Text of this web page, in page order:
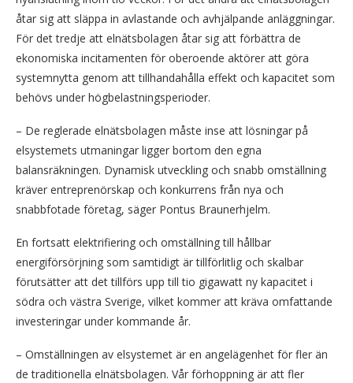
åtar sig att släppa in avlastande och avhjälpande anläggningar.
För det tredje att elnätsbolagen åtar sig att förbättra de
ekonomiska incitamenten för oberoende aktörer att göra
systemnytta genom att tillhandahålla effekt och kapacitet som
behövs under högbelastningsperioder.
– De reglerade elnätsbolagen måste inse att lösningar på
elsystemets utmaningar ligger bortom den egna
balansräkningen. Dynamisk utveckling och snabb omställning
kräver entreprenörskap och konkurrens från nya och
snabbfotade företag, säger Pontus Braunerhjelm.
En fortsatt elektrifiering och omställning till hållbar
energiförsörjning som samtidigt är tillförlitlig och skalbar
förutsätter att det tillförs upp till tio gigawatt ny kapacitet i
södra och västra Sverige, vilket kommer att kräva omfattande
investeringar under kommande år.
– Omställningen av elsystemet är en angelägenhet för fler än
de traditionella elnätsbolagen. Vår förhoppning är att fler